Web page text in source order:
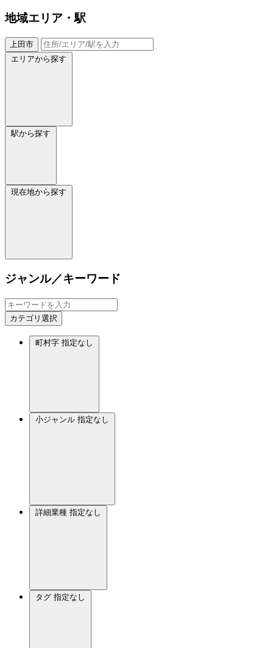
地域エリア・駅
上田市
エリアから探す
駅から探す
現在地から探す
ジャンル／キーワード
カテゴリ選択
町村字 指定なし
小ジャンル 指定なし
詳細業種 指定なし
タグ 指定なし